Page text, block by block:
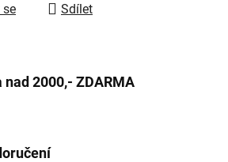
se Sdílet
nad 2000,- ZDARMA